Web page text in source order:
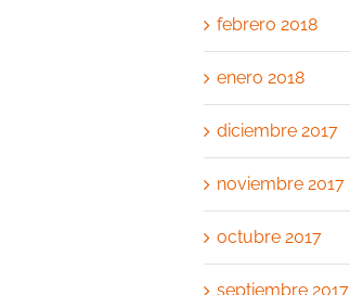
febrero 2018
enero 2018
diciembre 2017
noviembre 2017
octubre 2017
septiembre 2017